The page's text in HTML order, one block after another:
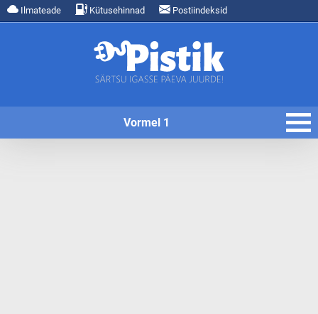
Ilmateade Kütusehinnad Postiindeksid
Vormel 1